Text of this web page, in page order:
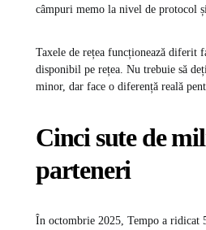
câmpuri memo la nivel de protocol
Taxele de rețea funcționează diferit
disponibil pe rețea. Nu trebuie să
minor, dar face o diferență reală
Cinci sute de
parteneri
În octombrie 2025, Tempo a ridicat